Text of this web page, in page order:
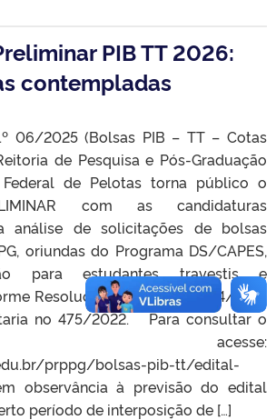
PIB TT 2026:
contempladas
06/2025 (Bolsas PIB – TT – Cotas
de Pesquisa e Pós-Graduação
Federal de Pelotas torna público o
com as candidaturas
análise de solicitações de bolsas
oriundas do Programa DS/CAPES,
para estudantes travestis e
Resoluções CONSUN no 54/2021
no 475/2022. Para consultar o
acesse:
prppg/bolsas-pib-tt/edital-
observância à previsão do edital
período de interposição de […]